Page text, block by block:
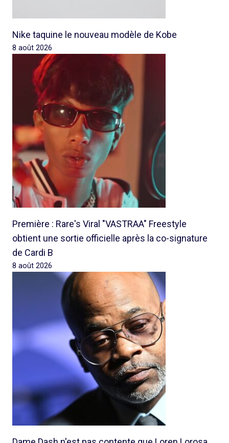
Nike taquine le nouveau modèle de Kobe
8 août 2026
Première : Rare's Viral "VASTRAA" Freestyle
obtient une sortie officielle après la co-signature
de Cardi B
8 août 2026